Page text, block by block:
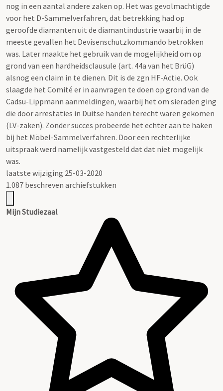
nog in een aantal andere zaken op. Het was gevolmachtigde
voor het D-Sammelverfahren, dat betrekking had op
geroofde diamanten uit de diamantindustrie waarbij in de
meeste gevallen het Devisenschutzkommando betrokken
was. Later maakte het gebruik van de mogelijkheid om op
grond van een hardheidsclausule (art. 44a van het BrüG)
alsnog een claim in te dienen. Dit is de zgn HF-Actie. Ook
slaagde het Comité er in aanvragen te doen op grond van de
Cadsu-Lippmann aanmeldingen, waarbij het om sieraden ging
die door arrestaties in Duitse handen terecht waren gekomen
(LV-zaken). Zonder succes probeerde het echter aan te haken
bij het Möbel-Sammelverfahren. Door een rechterlijke
uitspraak werd namelijk vastgesteld dat dat niet mogelijk
was.
laatste wijziging 25-03-2020
1.087 beschreven archiefstukken
Mijn Studiezaal